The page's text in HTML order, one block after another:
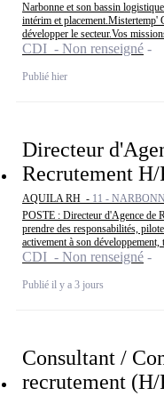
Narbonne et son bassin
intérim et placement.Mistertemp'
développer le secteur.Vos
CDI - Non renseigné
Publié hier
Directeur
Recrutement H/
AQUILA RH - 11 -
POSTE : Directeur d'Agence de
prendre des responsabilités,
activement à son développement,
CDI - Non renseigné
Publié il y a 3 jours
Consultant /
recrutement (H/